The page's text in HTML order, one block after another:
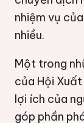
nhiệm vụ
nhiều.
Một trong
của Hội
lợi ích của
góp phần